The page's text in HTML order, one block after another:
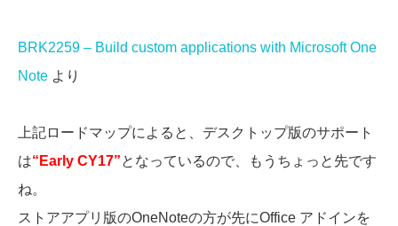
BRK2259 – Build custom applications with Microsoft One
Note より
上記ロードマップによると、デスクトップ版のサポート
は“Early CY17”となっているので、もうちょっと先です
ね。
ストアアプリ版のOneNoteの方が先にOffice アドインを